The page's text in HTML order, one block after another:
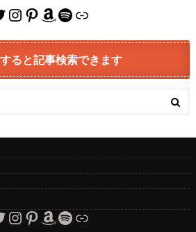
Instagram
Pinterest
Amazon
Spotify
リンク
ると記事検索できます
Instagram
Pinterest
Amazon
Spotify
リンク